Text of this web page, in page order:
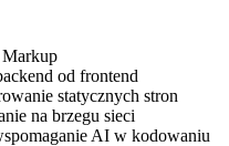
Markup
od frontend
statycznych stron
na brzegu sieci
AI w kodowaniu